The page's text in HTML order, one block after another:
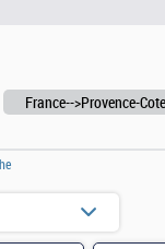
France-->Provence-